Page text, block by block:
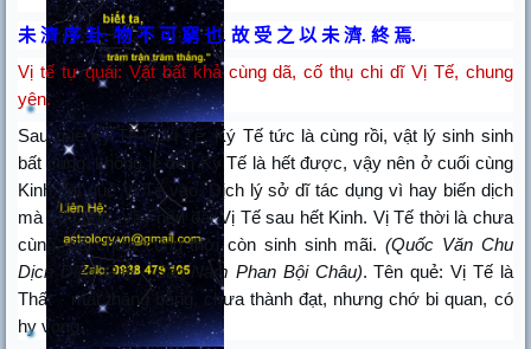
未 濟 序 卦:物 不 可 窮 也.故 受 之 以 未 濟.終 焉.
Vị tế tự quái: Vật bất khả cùng dã, cố thụ chi dĩ Vị Tế, chung
yên.
Sau quẻ Ký Tế là Vị Tế. Ký Tế tức là cùng rồi, vật lý sinh sinh
bất cùng, không lẽ đến Ký Tế là hết được, vậy nên ở cuối cùng
Kinh đặt quẻ Vị Tế vào. Dịch lý sở dĩ tác dụng vì hay biến dịch
mà vô cùng. Vậy nên đặt Vị Tế sau hết Kinh. Vị Tế thời là chưa
cùng, đã chưa cùng thời còn sinh sinh mãi.(Quốc Văn Chu
Dịch Diễn Giải - Sào Nam Phan Bội Châu). Tên quẻ: Vị Tế là
Thất - mất thăng bằng, chưa thành đạt, nhưng chớ bi quan, có
hy vọng.